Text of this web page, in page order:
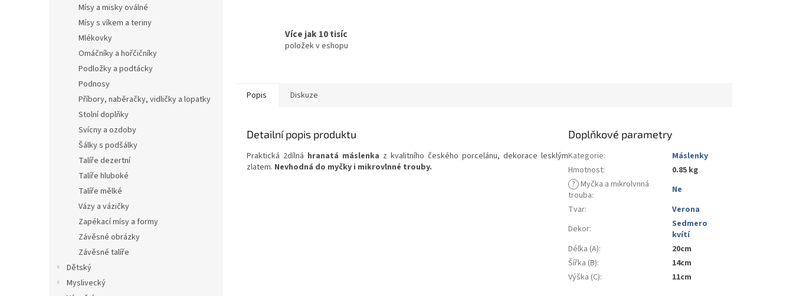
Mísy a misky oválné
Mísy s víkem a teriny
Mlékovky
Omáčníky a hořčičníky
Podložky a podtácky
Podnosy
Příbory, naběračky, vidličky a lopatky
Stolní doplňky
Svícny a ozdoby
Šálky s podšálky
Talíře dezertní
Talíře hluboké
Talíře mělké
Vázy a vázičky
Zapékací mísy a formy
Závěsné obrázky
Závěsné talíře
Dětský
Myslivecký
Více jak 10 tisíc
položek v eshopu
Popis Diskuze
Detailní popis produktu
Praktická 2dílná hranatá máslenka z kvalitního českého porcelánu, dekorace lesklým
zlatem. Nevhodná do myčky i mikrovlnné trouby.
Doplňkové parametry
Kategorie:
Máslenky
Hmotnost:
0.85 kg
? Myčka a mikrolvnná
trouba:
Ne
Tvar:
Verona
Dekor:
Sedmero
kvítí
Délka (A):
20cm
Šířka (B):
14cm
Výška (C): 11cm